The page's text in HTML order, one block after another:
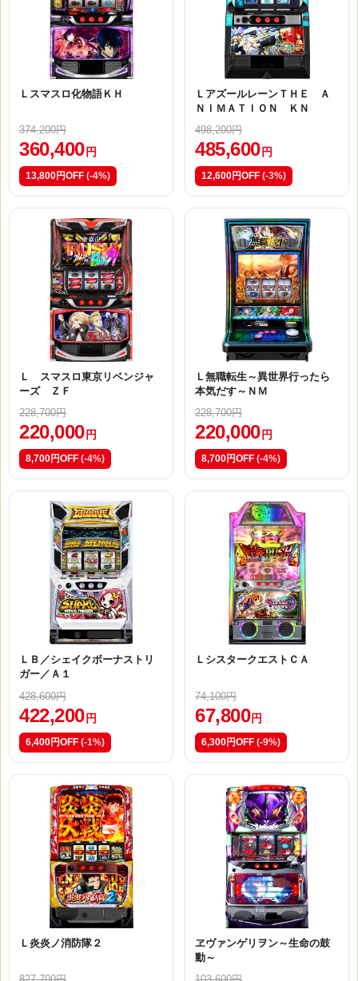
Ｌスマスロ化物語ＫＨ
374,200円
360,400 円
13,800円OFF (-4%)
ＬアズールレーンＴＨＥ Ａ
ＮＩＭＡＴＩＯＮ ＫＮ
498,200円
485,600 円
12,600円OFF (-3%)
Ｌ スマスロ東京リベンジャ
ーズ ＺＦ
228,700円
220,000 円
8,700円OFF (-4%)
Ｌ無職転生～異世界行ったら
本気だす～ＮＭ
228,700円
220,000 円
8,700円OFF (-4%)
ＬＢ／シェイクボーナストリ
ガー／Ａ１
428,600円
422,200 円
6,400円OFF (-1%)
ＬシスタークエストＣＡ
74,100円
67,800 円
6,300円OFF (-9%)
Ｌ炎炎ノ消防隊２
ヱヴァンゲリヲン～生命の鼓
動～